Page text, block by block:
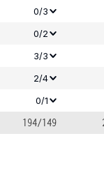
0/3
0/2
3/3
2/4
0/1
194/149